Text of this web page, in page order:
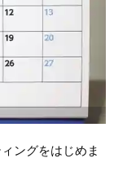
ングをはじめま